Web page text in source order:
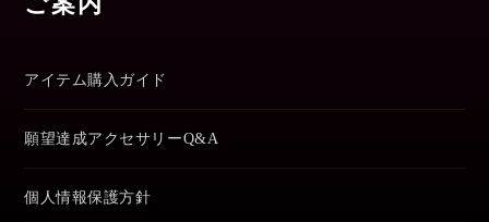
アイテム購入ガイド
願望達成アクセサリーQ&A
個人情報保護方針